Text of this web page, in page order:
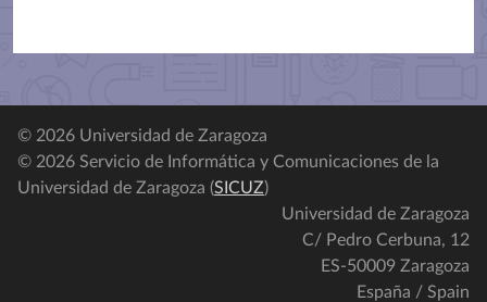
© 2026 Universidad de Zaragoza
© 2026 Servicio de Informática y Comunicaciones de la
Universidad de Zaragoza (SICUZ)
Universidad de Zaragoza
C/ Pedro Cerbuna, 12
ES-50009 Zaragoza
España / Spain